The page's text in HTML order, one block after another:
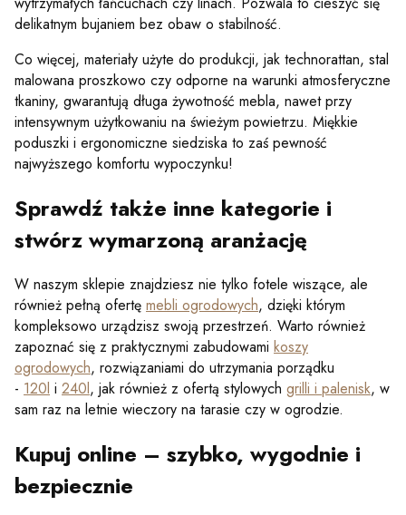
delikatnym bujaniem bez obaw o stabilność.
Co więcej, materiały użyte do produkcji, jak technorattan, stal
malowana proszkowo czy odporne na warunki atmosferyczne
tkaniny, gwarantują długa żywotność mebla, nawet przy
intensywnym użytkowaniu na świeżym powietrzu. Miękkie
poduszki i ergonomiczne siedziska to zaś pewność
najwyższego komfortu wypoczynku!
Sprawdź także inne kategorie i
stwórz wymarzoną aranżację
W naszym sklepie znajdziesz nie tylko fotele wiszące, ale
również pełną ofertę mebli ogrodowych, dzięki którym
kompleksowo urządzisz swoją przestrzeń. Warto również
zapoznać się z praktycznymi zabudowami koszy
ogrodowych, rozwiązaniami do utrzymania porządku
- 120l i 240l, jak również z ofertą stylowych grilli i palenisk, w
sam raz na letnie wieczory na tarasie czy w ogrodzie.
Kupuj online – szybko, wygodnie i
bezpiecznie